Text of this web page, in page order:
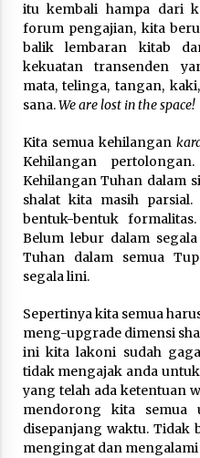
itu kembali hampa dari
forum pengajian, kita
balik lembaran kitab
kekuatan transenden
mata, telinga, tangan,
sana.We are lost in the space!
Kita semua kehilangan
Kehilangan
Kehilangan Tuhan dalam
shalat kita masih
bentuk-bentuk
Belum lebur dalam
Tuhan dalam semua
segala lini.
Sepertinya kita semua
meng-upgrade dimensi
ini kita lakoni sudah
tidak mengajak anda
yang telah ada ketentuan
mendorong kita semua
disepanjang waktu. Tidak
mengingat dan